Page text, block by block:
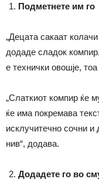
Подметнете им го
„Децата сакаат
додаде сладок
е технички овошје,
„Слаткиот компир ќе
ќе има покремава
исклучитечно сочни
нив“, додава.
Додадете го во